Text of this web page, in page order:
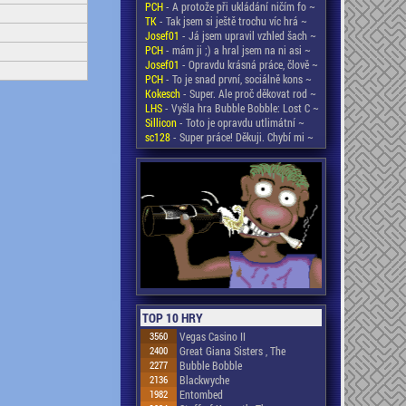
PCH- A protože při ukládání ničím fo ~
TK- Tak jsem si ještě trochu víc hrá ~
Josef01 - Já jsem upravil vzhled šach ~
PCH- mám ji ;) a hral jsem na ni asi ~
Josef01 - Opravdu krásná práce, člově ~
PCH- To je snad první, sociálně kons ~
Kokesch- Super. Ale proč děkovat rod ~
LHS- Vyšla hra Bubble Bobble: Lost C ~
Sillicon- Toto je opravdu utlimátní ~
sc128- Super práce! Děkuji. Chybí mi ~
TOP 10 HRY
3560 Vegas Casino II
2400 Great Giana Sisters , The
2277 Bubble Bobble
2136 Blackwyche
1982 Entombed